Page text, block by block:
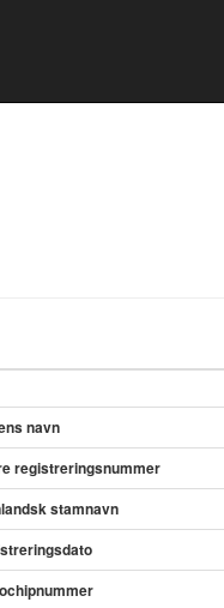
navn
registreringsnummer
stamnavn